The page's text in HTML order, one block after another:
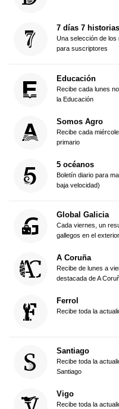
7 días 7 historias
Una selección de los
para suscriptores
Educación
Recibe cada lunes
la Educación
Somos Agro
Recibe cada
primario
5 océanos
Boletín diario para
baja velocidad)
Global Galicia
Cada viernes, un
gallegos en el exterior
A Coruña
Recibe de lunes a
destacada de A
Ferrol
Recibe toda la
Santiago
Recibe toda la
Santiago
Vigo
Recibe toda la